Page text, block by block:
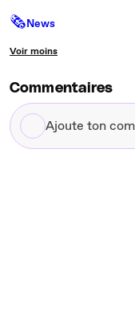
🗞News
Voir moins
Commentaires
Ajoute
ton